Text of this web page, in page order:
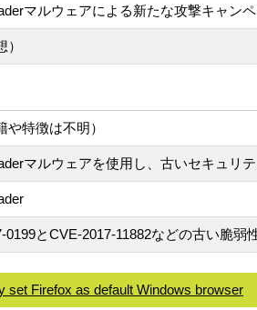
マルウェアによる新たな攻撃キャン
や特徴は不明）
マルウェアを使用し、古いセキュリ
0199とCVE-2017-11882などの古い脆弱
set Firefox as default Windows browser